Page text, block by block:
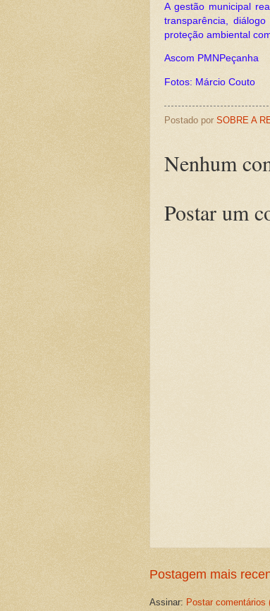
A gestão municipal
transparência,
proteção ambiental
Ascom PMNPeçanha
Fotos: Márcio Couto
Postado por SOBRE A
Nenhum
Postar um
Postagem mais
Assinar: Postar comentários